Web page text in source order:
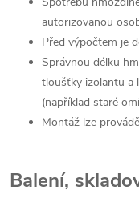
autorizovanou
Před výpočtem je
Správnou délku
tloušťky izolantu a
(například staré
Montáž lze
Balení,